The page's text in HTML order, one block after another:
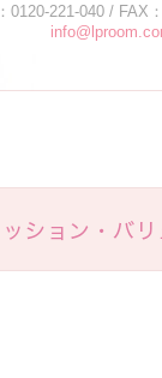
0120-221-040 / FAX